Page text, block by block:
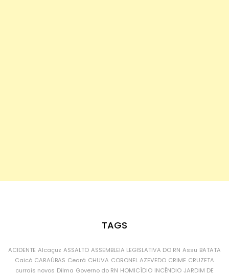
TAGS
ACIDENTE Alcaçuz ASSALTO ASSEMBLEIA LEGISLATIVA DO RN Assu BATATA
Caicó CARAÚBAS Ceará CHUVA CORONEL AZEVEDO CRIME CRUZETA
currais novos Dilma Governo do RN HOMICÍDIO INCÊNDIO JARDIM DE